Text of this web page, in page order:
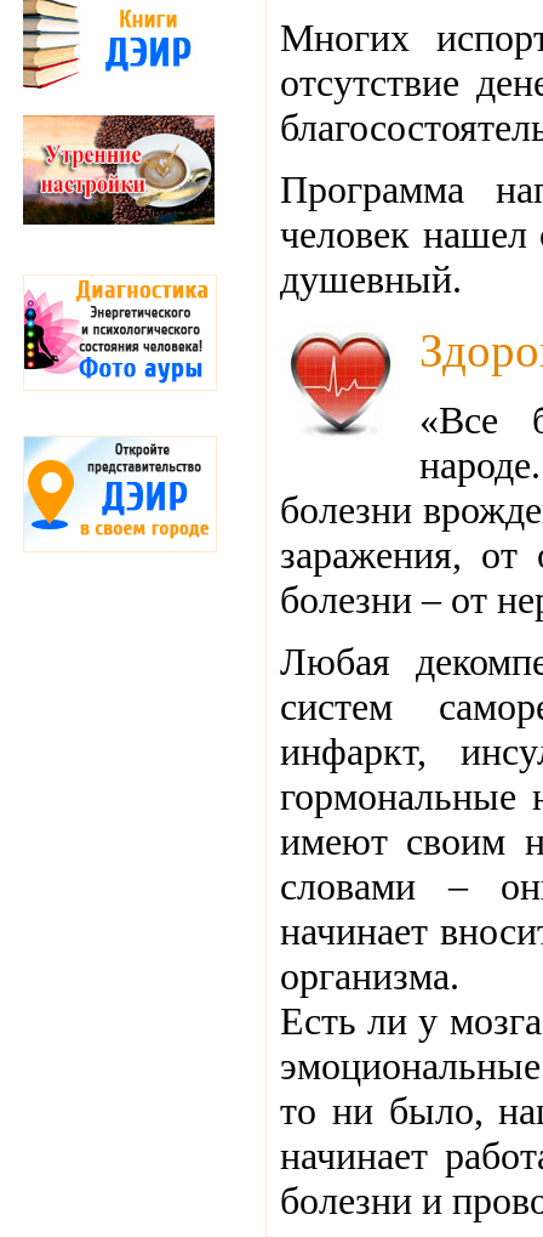
Многих
отсутствие
Программа
человек нашел
душевный.
«Все
болезни
заражения, от
болезни – от
Любая
систем
инфаркт,
гормональные
имеют своим
словами –
начинает
организма.
Есть ли у
то ни было,
начинает
болезни и